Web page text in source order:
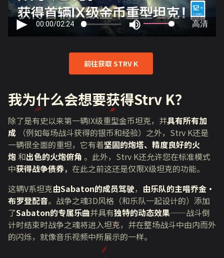
前往获取 STRV K
我为什么会想要获得Strv K？
除了是有史以来第一辆IX级重型金币坦克，并具有所有加
成 （例如每场战斗获得的银币和经验）之外， Strv K还是
一辆很全面的重坦，它有着坚固的炮塔、精度良好的火
炮和出色的火炮俯角 。此外， Strv K还允许您在标准模式
中获得战争债券， 在此之前这还是仅限X级坦克的功能。
这辆V系坦克由Sabaton的成员驾驶， 由乐队的主唱乔金·
布罗登配音。战争之魂3D风格（和乐队一起设计的）添加
了Sabaton的专属乐曲并具有独特的动态效果——战斗倒
计时结束时战争之魂将进入坦克，并在整场战斗中由内而外
的闪烁，就像音乐视频中所展示的一样。